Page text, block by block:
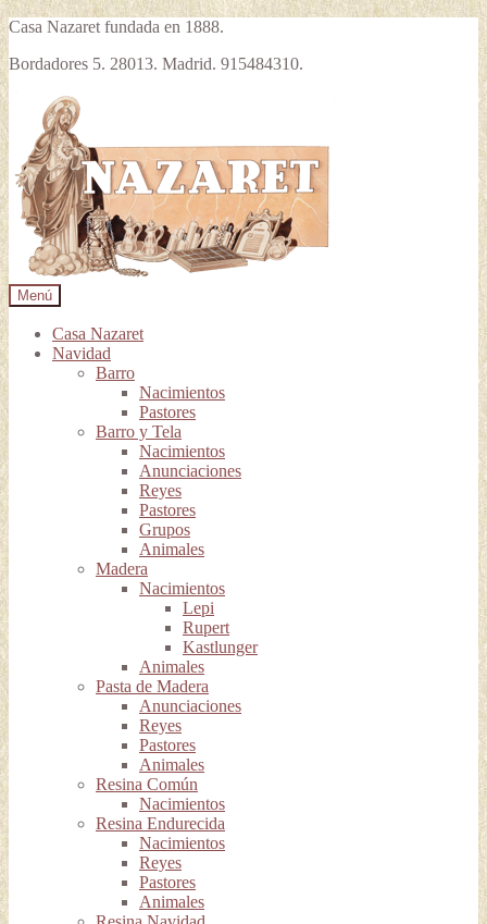
Casa Nazaret fundada en 1888.
Bordadores 5. 28013. Madrid. 915484310.
la
navegación
contenido
Menú
Casa Nazaret
Navidad
Barro
Nacimientos
Pastores
Barro y Tela
Nacimientos
Anunciaciones
Reyes
Pastores
Grupos
Animales
Madera
Nacimientos
Lepi
Rupert
Kastlunger
Animales
Pasta de Madera
Anunciaciones
Reyes
Pastores
Animales
Resina Común
Nacimientos
Resina Endurecida
Nacimientos
Reyes
Pastores
Animales